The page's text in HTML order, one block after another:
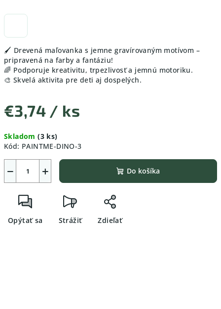
🖌️ Drevená maľovanka s jemne gravírovaným motívom –
pripravená na farby a fantáziu!
🌈 Podporuje kreativitu, trpezlivosť a jemnú motoriku.
🎨 Skvelá aktivita pre deti aj dospelých.
€3,74 / ks
cena:
Skladom(3 ks)
Kód: PAINTME-DINO-3
+
− Do košíka
Opýtať sa Strážiť Zdieľať